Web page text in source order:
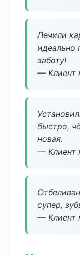
Лечили
идеально
заботу!
— Клиент
быстро,
новая.
— Клиент
супер,
— Клиент